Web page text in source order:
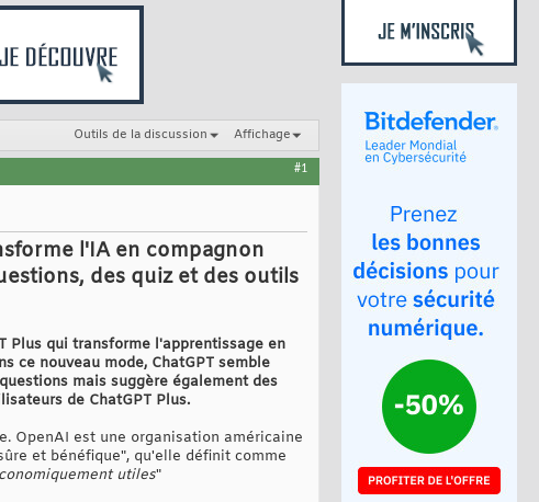
Outils de la discussion Affichage
#1
l'IA en compagnon
des quiz et des outils
Plus qui transforme l'apprentissage en
ce nouveau mode, ChatGPT semble
mais suggère également des
de ChatGPT Plus.
OpenAI est une organisation américaine
et bénéfique", qu'elle définit comme
utiles"